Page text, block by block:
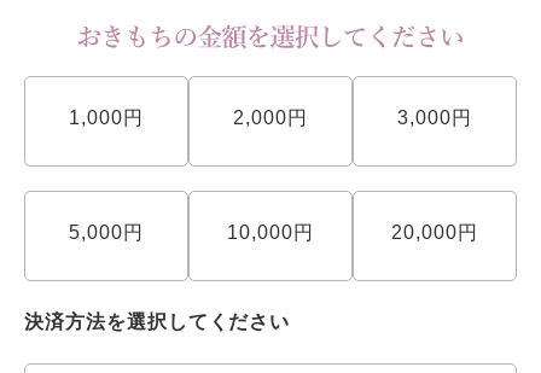
1,000円 2,000円 3,000円
5,000円 10,000円 20,000円
決済方法を選択してください